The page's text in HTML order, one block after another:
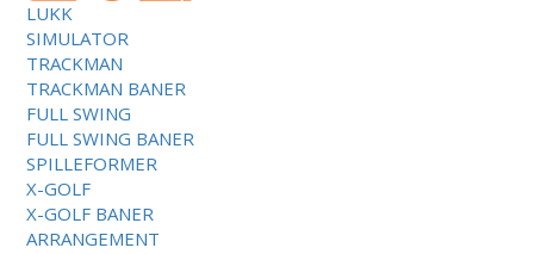
LUKK
SIMULATOR
TRACKMAN
TRACKMAN BANER
FULL SWING
FULL SWING BANER
SPILLEFORMER
X-GOLF
X-GOLF BANER
ARRANGEMENT